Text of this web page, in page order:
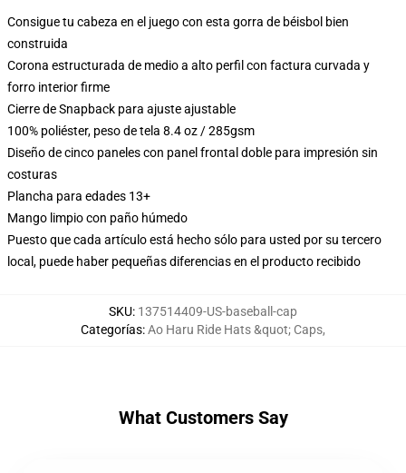
Consigue tu cabeza en el juego con esta gorra de béisbol bien
construida
Corona estructurada de medio a alto perfil con factura curvada y
forro interior firme
Cierre de Snapback para ajuste ajustable
100% poliéster, peso de tela 8.4 oz / 285gsm
Diseño de cinco paneles con panel frontal doble para impresión sin
costuras
Plancha para edades 13+
Mango limpio con paño húmedo
Puesto que cada artículo está hecho sólo para usted por su tercero
local, puede haber pequeñas diferencias en el producto recibido
SKU: 137514409-US-baseball-cap
Categorías:Ao Haru Ride Hats &quot; Caps,
What Customers Say